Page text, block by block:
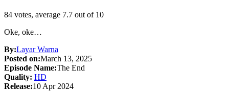
84 votes, average 7.7 out of 10
Oke, oke…
By:Layar Warna
Posted on:March 13, 2025
Episode Name:The End
Quality: HD
Release:10 Apr 2024